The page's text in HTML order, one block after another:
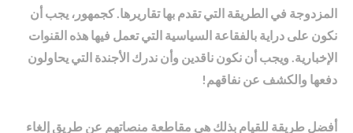
المزدوجة في الطريقة التي تقدم بها تقاريرها. كجمهور، يجب أن
نكون على دراية بالفقاعة السياسية التي تعمل فيها هذه القنوات
الإخبارية. ويجب أن نكون ناقدين وأن ندرك الأجندة التي يحاولون
دفعها والكشف عن نفاقهم!
أفضل طريقة للقيام بذلك هي مقاطعة منصاتهم عن طريق إلغاء